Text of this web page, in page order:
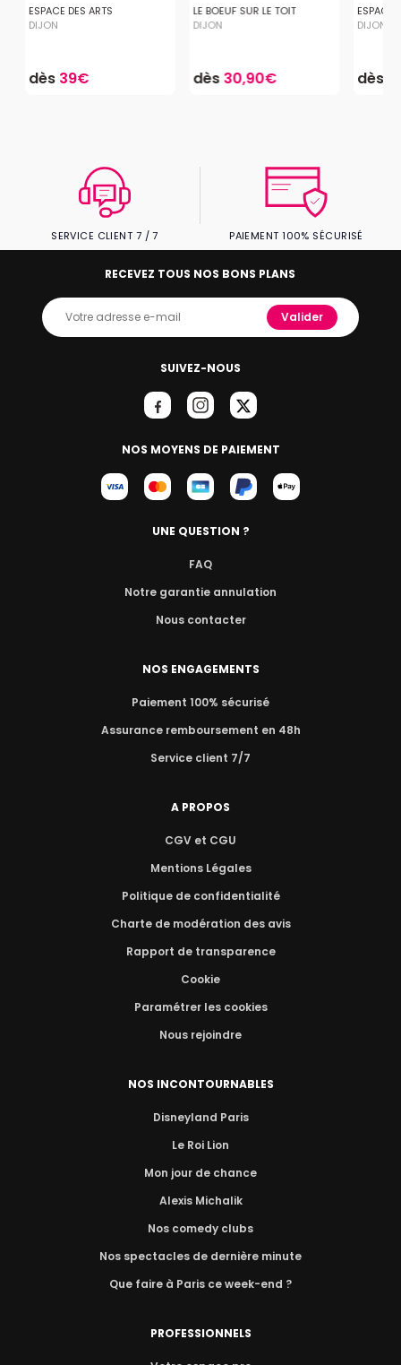
ESPACE DES ARTS
DIJON
dès 39€
LE BOEUF SUR LE TOIT
DIJON
dès30,90€
ESPACE
DIJON
dès
SERVICE CLIENT 7 / 7 PAIEMENT 100% SÉCURISÉ
SUIVEZ-NOUS
NOS MOYENS DE PAIEMENT
RECEVEZ TOUS NOS BONS PLANS
Valider
UNE QUESTION ?
FAQ
Notre garantie annulation
Nous contacter
NOS ENGAGEMENTS
Paiement 100% sécurisé
Assurance remboursement en 48h
Service client 7/7
A PROPOS
CGV et CGU
Mentions Légales
Politique de confidentialité
Charte de modération des avis
Rapport de transparence
Cookie
Paramétrer les cookies
Nous rejoindre
NOS INCONTOURNABLES
Disneyland Paris
Le Roi Lion
Mon jour de chance
Alexis Michalik
Nos comedy clubs
Nos spectacles de dernière minute
Que faire à Paris ce week-end ?
PROFESSIONNELS